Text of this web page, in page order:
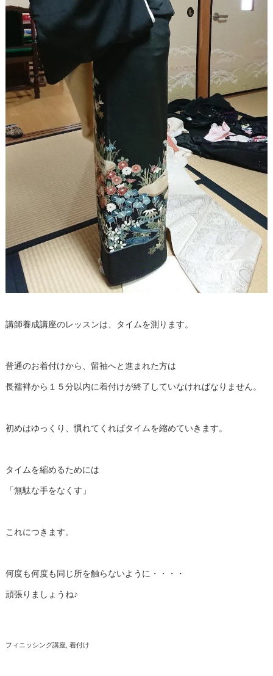
講師養成講座のレッスンは、タイムを測ります。
普通のお着付けから、留袖へと進まれた方は
長襦袢から１５分以内に着付けが終了していなければなりません。
初めはゆっくり、慣れてくればタイムを縮めていきます。
タイムを縮めるためには
「無駄な手をなくす」
これにつきます。
何度も何度も同じ所を触らないように・・・・
頑張りましょうね♪
フィニッシング講座 着付け